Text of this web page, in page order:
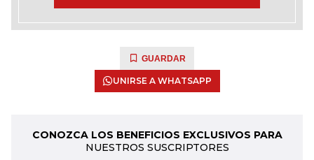
GUARDAR
UNIRSE A WHATSAPP
CONOZCA LOS BENEFICIOS EXCLUSIVOS PARA
NUESTROS SUSCRIPTORES